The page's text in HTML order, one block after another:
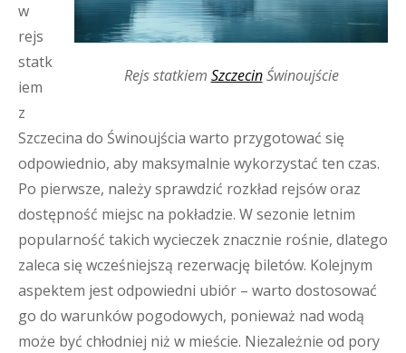
Rejs statkiem SzczecinŚwinoujście
w
rejs
statk
iem
z
Szczecina do Świnoujścia warto przygotować się
odpowiednio, aby maksymalnie wykorzystać ten czas.
Po pierwsze, należy sprawdzić rozkład rejsów oraz
dostępność miejsc na pokładzie. W sezonie letnim
popularność takich wycieczek znacznie rośnie, dlatego
zaleca się wcześniejszą rezerwację biletów. Kolejnym
aspektem jest odpowiedni ubiór – warto dostosować
go do warunków pogodowych, ponieważ nad wodą
może być chłodniej niż w mieście. Niezależnie od pory